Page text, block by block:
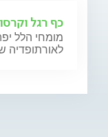
כף רגל
מומחי הלל
לאורתופדיה